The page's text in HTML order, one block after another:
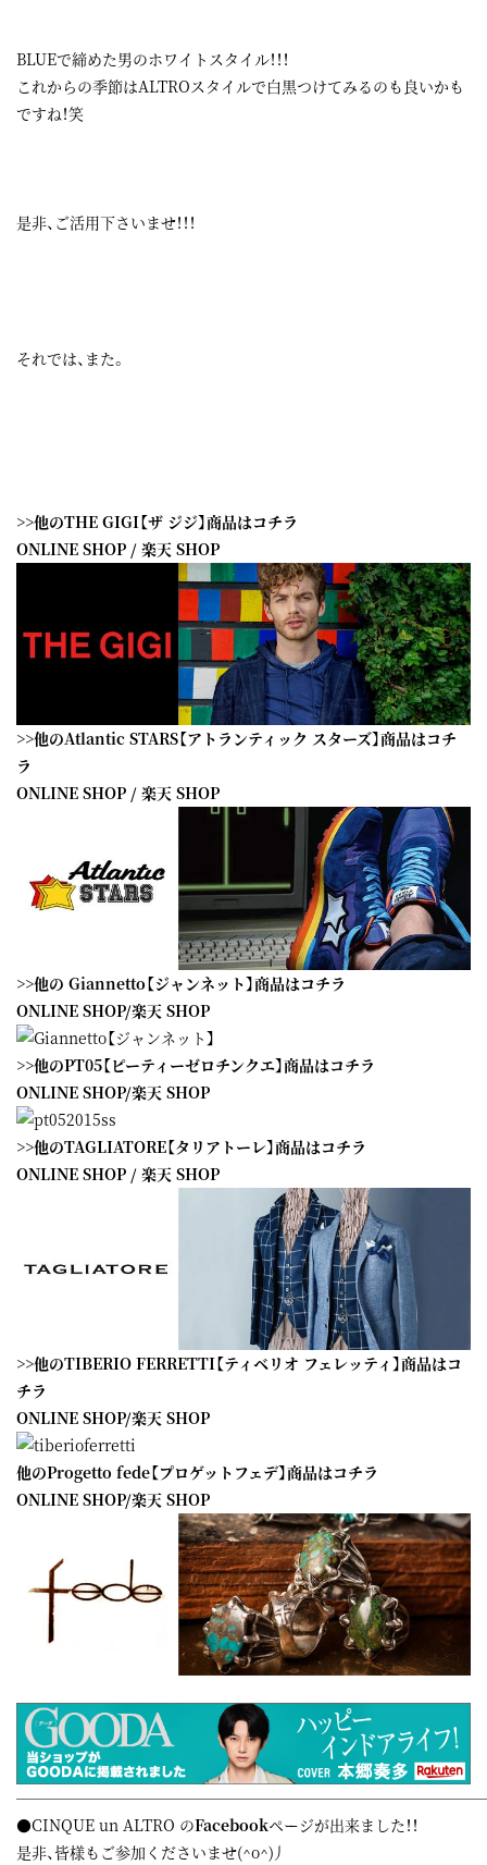
BLUEで締めた男のホワイトスタイル！！！
これからの季節はALTROスタイルで白黒つけてみるのも良いかも
ですね！笑
是非、ご活用下さいませ！！！
それでは、また。
>>他のTHE GIGI【ザ ジジ】商品はコチラ
ONLINE SHOP / 楽天 SHOP
>>他のAtlantic STARS【アトランティック スターズ】商品はコチ
ラ
ONLINE SHOP / 楽天 SHOP
>>他の Giannetto【ジャンネット】商品はコチラ
ONLINE SHOP/楽天 SHOP
>>他のPT05【ピーティーゼロチンクエ】商品はコチラ
ONLINE SHOP/楽天 SHOP
>>他のTAGLIATORE【タリアトーレ】商品はコチラ
ONLINE SHOP / 楽天 SHOP
>>他のTIBERIO FERRETTI【ティベリオ フェレッティ】商品はコ
チラ
ONLINE SHOP/楽天 SHOP
他のProgetto fede【プロゲットフェデ】商品はコチラ
ONLINE SHOP/楽天 SHOP
●CINQUE un ALTRO のFacebookページが出来ました！！
是非、皆様もご参加くださいませ(^o^)丿